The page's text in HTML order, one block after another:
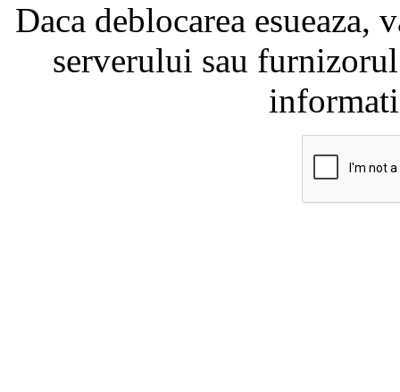
Daca deblocarea
serverului sau